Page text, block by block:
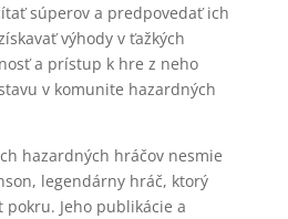
súperov a predpovedať ich
výhody v ťažkých
a prístup k hre z neho
v komunite hazardných
hazardných hráčov nesmie
legendárny hráč, ktorý
Jeho publikácie a